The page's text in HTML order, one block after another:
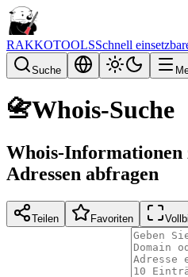
RAKKOTOOLSSchnell
Suche
📇Whois-Suche
Whois-Informationen
Adressen abfragen
Teilen Favoriten